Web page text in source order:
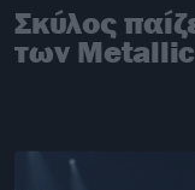
Σκύλος
των